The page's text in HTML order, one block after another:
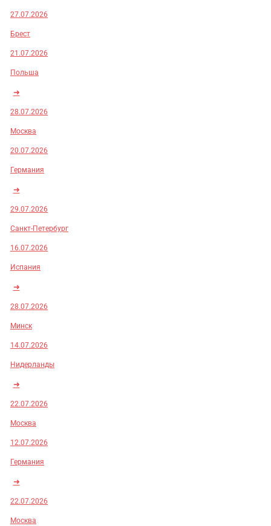
27.07.2026
Брест
21.07.2026
Польша
➜
28.07.2026
Москва
20.07.2026
Германия
➜
29.07.2026
Санкт-Петербург
16.07.2026
Испания
➜
28.07.2026
Минск
14.07.2026
Нидерланды
➜
22.07.2026
Москва
12.07.2026
Германия
➜
22.07.2026
Москва